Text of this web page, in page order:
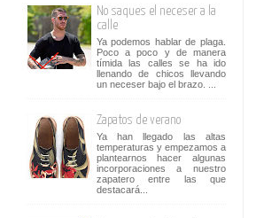
No saques el neceser a la
calle
Ya podemos hablar de plaga.
Poco a poco y de manera
tímida las calles se ha ido
llenando de chicos llevando
un neceser bajo el brazo. ...
Zapatos de verano
Ya han llegado las altas
temperaturas y empezamos a
plantearnos hacer algunas
incorporaciones a nuestro
zapatero entre las que
destacará...